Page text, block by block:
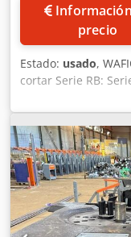
Información de
precio
Estado: usado,
cortar Serie RB:
Diámetro: 5 – 10
Velocidad de corte:
m/min Diámetro: 5
mm Codpfx
Velocidad de línea: